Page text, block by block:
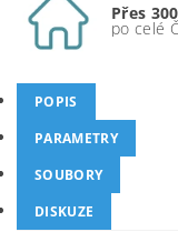
Přes
po celé
POPIS
PARAMETRY
SOUBORY
DISKUZE